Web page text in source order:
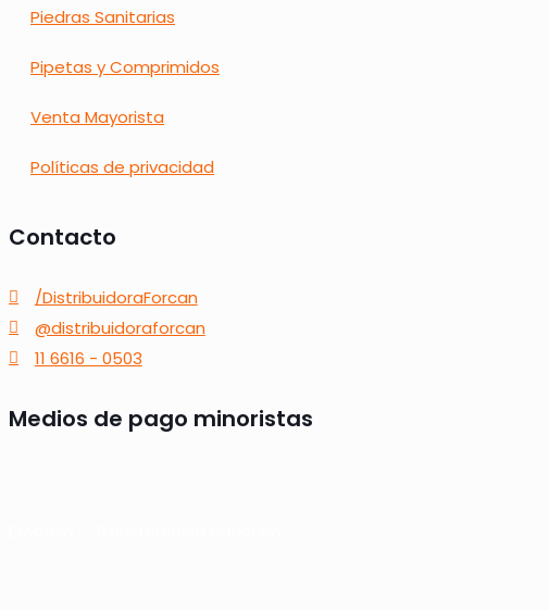
Piedras Sanitarias
Pipetas y Comprimidos
Venta Mayorista
Políticas de privacidad
Contacto
/DistribuidoraForcan
@distribuidoraforcan
11 6616 - 0503
Medios de pago minoristas